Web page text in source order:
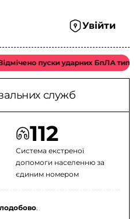
Увійти
пуски ударних БпЛА типу «Shahed/
служб
112
Система екстреної
допомоги населенню за
єдиним номером
.